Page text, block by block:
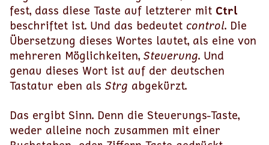
fest, dass diese Taste auf letzterer mit Ctrl
beschriftet ist. Und das bedeutet control. Die
Übersetzung dieses Wortes lautet, als eine von
mehreren Möglichkeiten, Steuerung. Und
genau dieses Wort ist auf der deutschen
Tastatur eben als Strg abgekürzt.
Das ergibt Sinn. Denn die Steuerungs-Taste,
weder alleine noch zusammen mit einer